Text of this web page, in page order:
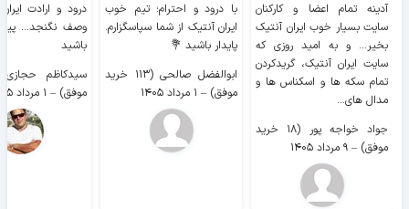
آدینه تمام اعضا و کارکنان
سایت بسیار خوب ايران آنتیک
بخیر... و به امید روزی که
سایت ايران آنتیک، گریدکردن
تمام سکه ها و اسکناس ها و
مدال های...
جواد خواجه پور (۱۸ خرید
موفق) – ۹ مرداد ۱۴۰۵
با درود و احترام؛ تیم خوب
ایران آنتیک از شما سپاسگزارم.
پایدار باشید 💐
ابوالفضل صالحی (۱۱۳ خرید
موفق) – ۱ مرداد ۱۴۰۵
درود و ارادت
وصف نگنجد...
باشید
موفق) – ۱ مرداد ۱۴۰۵